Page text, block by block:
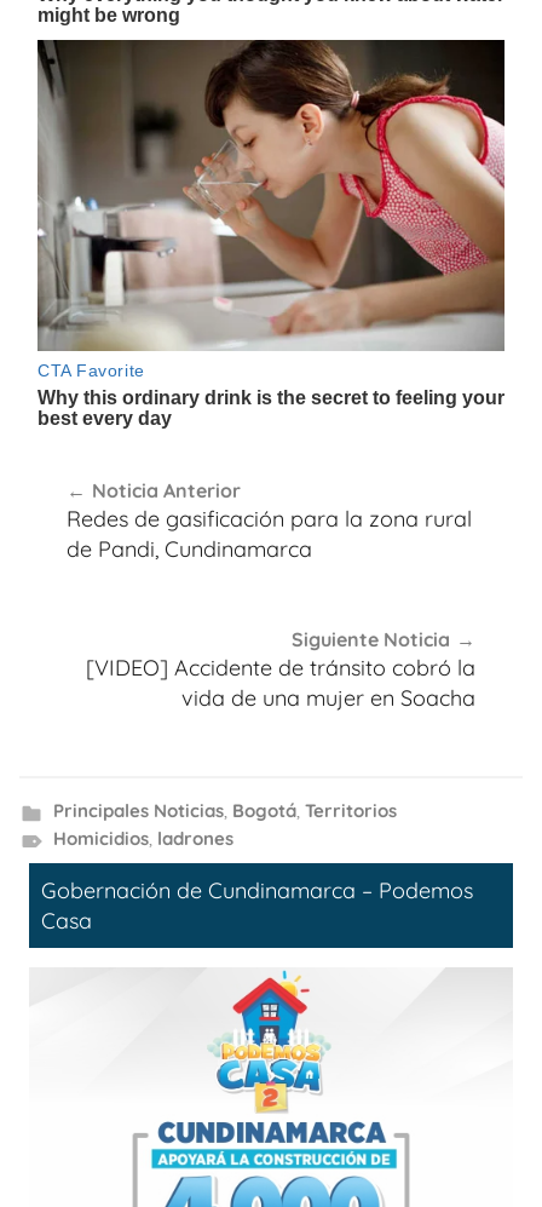
de
entradas
Noticia Anterior
Redes de gasificación para la zona rural
de Pandi, Cundinamarca
Siguiente Noticia
[VIDEO] Accidente de tránsito cobró la
vida de una mujer en Soacha
Principales Noticias, Bogotá, Territorios
Homicidios, ladrones
Gobernación de Cundinamarca – Podemos
Casa